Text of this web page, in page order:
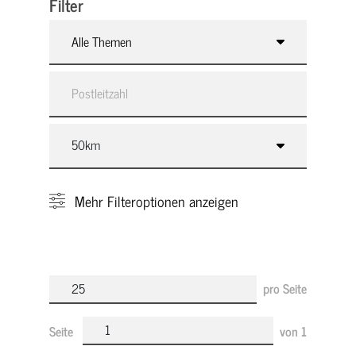
Alle Themen
Mehr Filteroptionen anzeigen
pro Seite
Seite von 1